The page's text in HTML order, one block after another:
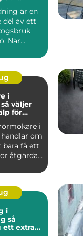
är en
del av ett
När
i
för
i
om
bara få ett
åtgärdat.
i
ett extra